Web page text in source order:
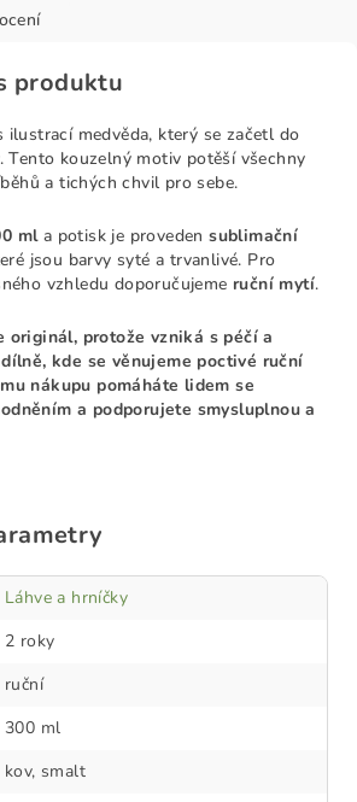
produktu
ilustrací medvěda, který se začetl do
Tento kouzelný motiv potěší všechny
a tichých chvil pro sebe.
mla potisk je provedensublimační
jsou barvy syté a trvanlivé. Pro
vzhledu doporučujeme ruční mytí.
originál, protože vzniká s péčí a
kde se věnujeme poctivé ruční
nákupu pomáháte lidem se
a podporujete smysluplnou a
Láhve a hrníčky
2 roky
ruční
300 ml
kov, smalt